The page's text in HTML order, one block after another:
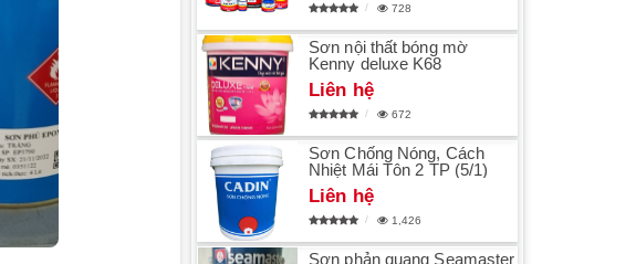
728
Sơn nội thất bóng mờ
Kenny deluxe K68
Liên hệ
672
Sơn Chống Nóng, Cách
Nhiệt Mái Tôn 2 TP (5/1)
Liên hệ
1,426
Sơn phản quang Seamaster